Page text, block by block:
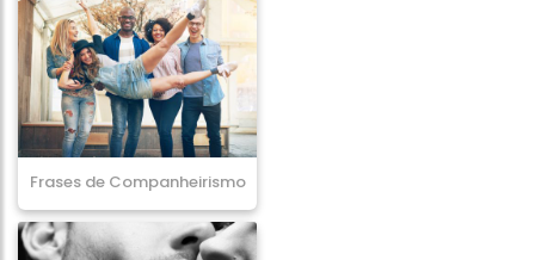
Frases de Companheirismo